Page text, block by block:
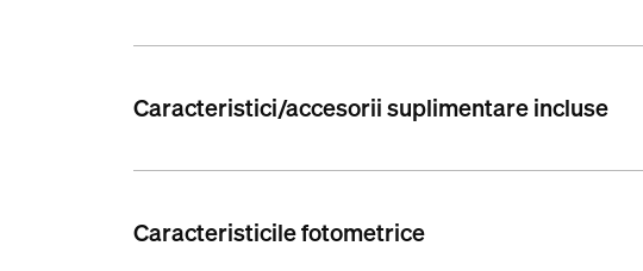
Caracteristici/accesorii suplimentare incluse
Caracteristicile fotometrice